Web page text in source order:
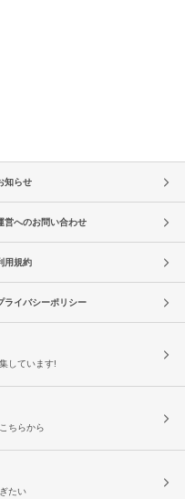
知らせ
営へのお問い合わせ
用規約
ライバシーポリシー
しています!
ちらから
たい